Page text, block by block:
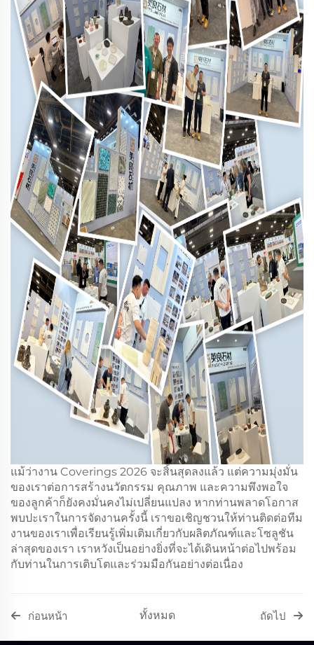
แม้ว่างาน Coverings 2026 จะสิ้นสุดลงแล้ว แต่ความมุ่งมั่น
ของเราต่อการสร้างนวัตกรรม คุณภาพ และความพึงพอใจ
ของลูกค้าก็ยังคงมั่นคงไม่เปลี่ยนแปลง หากท่านพลาดโอกาส
พบปะเราในการจัดงานครั้งนี้ เราขอเชิญชวนให้ท่านติดต่อทีม
งานของเราเพื่อเรียนรู้เพิ่มเติมเกี่ยวกับผลิตภัณฑ์และโซลูชัน
ล่าสุดของเรา เราหวังเป็นอย่างยิ่งที่จะได้เดินหน้าต่อไปพร้อม
กับท่านในการเติบโตและร่วมมือกันอย่างต่อเนื่อง
ก่อนหน้า ทั้งหมด ถัดไป